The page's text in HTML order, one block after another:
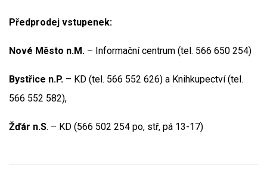
Předprodej vstupenek:
Nové Město n.M. – Informační centrum (tel. 566 650 254)
Bystřice n.P. – KD (tel. 566 552 626) a Knihkupectví (tel.
566 552 582),
Žďár n.S. – KD (566 502 254 po, stř, pá 13-17)